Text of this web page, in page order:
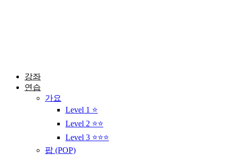
강좌
연습
가요
Level 1 ⭐
Level 2 ⭐⭐
Level 3 ⭐⭐⭐
팝 (POP)